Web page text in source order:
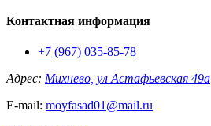
Контактная информация
+7 (967) 035-85-78
Адрес: Михнево, ул Астафьевская 49а
E-mail: moyfasad01@mail.ru